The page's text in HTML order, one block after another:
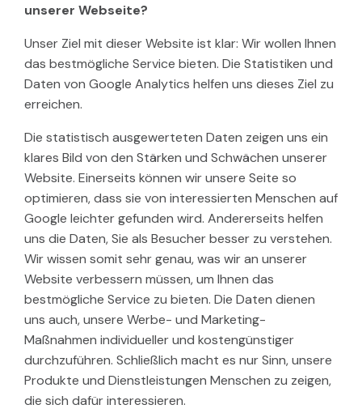
unserer Webseite?
Unser Ziel mit dieser Website ist klar: Wir wollen Ihnen
das bestmögliche Service bieten. Die Statistiken und
Daten von Google Analytics helfen uns dieses Ziel zu
erreichen.
Die statistisch ausgewerteten Daten zeigen uns ein
klares Bild von den Stärken und Schwächen unserer
Website. Einerseits können wir unsere Seite so
optimieren, dass sie von interessierten Menschen auf
Google leichter gefunden wird. Andererseits helfen
uns die Daten, Sie als Besucher besser zu verstehen.
Wir wissen somit sehr genau, was wir an unserer
Website verbessern müssen, um Ihnen das
bestmögliche Service zu bieten. Die Daten dienen
uns auch, unsere Werbe- und Marketing-
Maßnahmen individueller und kostengünstiger
durchzuführen. Schließlich macht es nur Sinn, unsere
Produkte und Dienstleistungen Menschen zu zeigen,
die sich dafür interessieren.